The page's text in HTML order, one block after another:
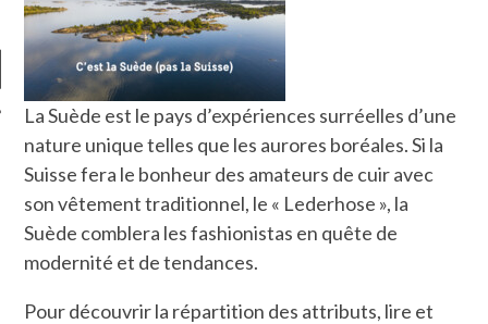
La Suède est le pays d’expériences surréelles d’une
nature unique telles que les aurores boréales. Si la
Suisse fera le bonheur des amateurs de cuir avec
son vêtement traditionnel, le « Lederhose », la
Suède comblera les fashionistas en quête de
modernité et de tendances.
Pour découvrir la répartition des attributs, lire et